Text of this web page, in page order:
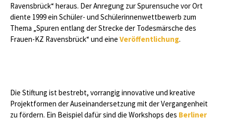
Ravensbrück“ heraus. Der Anregung zur Spurensuche vor Ort
diente 1999 ein Schüler- und Schülerinnenwettbewerb zum
Thema „Spuren entlang der Strecke der Todesmärsche des
Frauen-KZ Ravensbrück“ und eine Veröffentlichung.
Die Stiftung ist bestrebt, vorrangig innovative und kreative
Projektformen der Auseinandersetzung mit der Vergangenheit
zu fördern. Ein Beispiel dafür sind die Workshops des Berliner